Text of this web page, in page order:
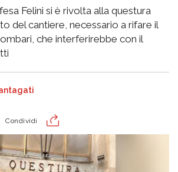
Felini si è rivolta alla questura
del cantiere, necessario a rifare il
che interferirebbe con il
Condividi